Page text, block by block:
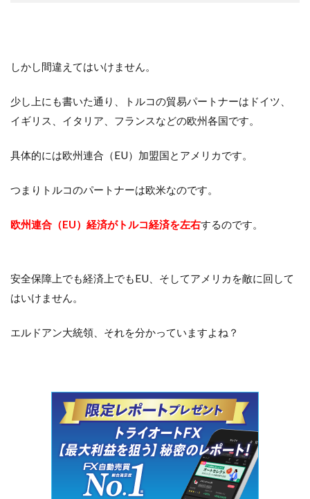
しかし間違えてはいけません。
少し上にも書いた通り、トルコの貿易パートナーはドイツ、
イギリス、イタリア、フランスなどの欧州各国です。
具体的には欧州連合（EU）加盟国とアメリカです。
つまりトルコのパートナーは欧米なのです。
欧州連合（EU）経済がトルコ経済を左右するのです。
安全保障上でも経済上でもEU、そしてアメリカを敵に回して
はいけません。
エルドアン大統領、それを分かっていますよね？